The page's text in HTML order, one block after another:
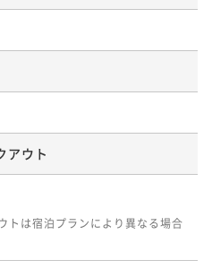
ン（シャワーブース）
クセス付】
¥15,600~
ツイン【レイクビューラウ
アウト
トは宿泊プランにより異なる場合